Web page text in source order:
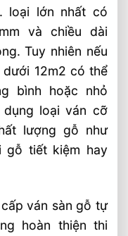
loại lớn nhất có
và chiều dài
Tuy nhiên nếu
12m2 có thể
bình hoặc nhỏ
loại ván cỡ
lượng gỗ như
gỗ tiết kiệm hay
ván sàn gỗ tự
hoàn thiện thi